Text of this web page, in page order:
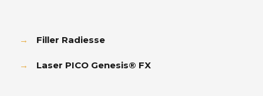
→ Filler Radiesse
→ Laser PICO Genesis® FX